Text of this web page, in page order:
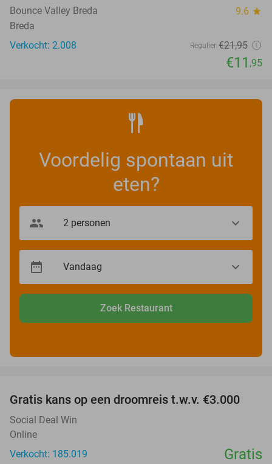
Bounce Valley Breda 9.6 star
Breda
Verkocht: 2.008
Regulier €21,95
€11 ,95
Voordelig spontaan uit
eten?
Zoek Restaurant
Gratis kans op een droomreis t.w.v. €3.000
Social Deal Win
Online
Verkocht: 185.019
Gratis